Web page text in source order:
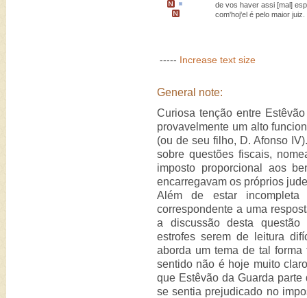
de vos haver assi [mal]
com'hoj'el é pelo maior juiz
----- Increase text size
General note:
Curiosa tenção entre
provavelmente um alto
(ou de seu filho, D. Afonso
sobre questões fiscais,
imposto proporcional aos
encarregavam os próprios
Além de estar incompleta
correspondente a uma
a discussão desta
estrofes serem de leitura
aborda um tema de tal
sentido não é hoje muito
que Estêvão da Guarda
se sentia prejudicado no